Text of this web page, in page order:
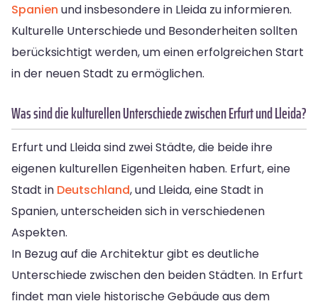
Spanien und insbesondere in Lleida zu informieren.
Kulturelle Unterschiede und Besonderheiten sollten
berücksichtigt werden, um einen erfolgreichen Start
in der neuen Stadt zu ermöglichen.
Was sind die kulturellen Unterschiede zwischen Erfurt und Lleida?
Erfurt und Lleida sind zwei Städte, die beide ihre
eigenen kulturellen Eigenheiten haben. Erfurt, eine
Stadt in Deutschland, und Lleida, eine Stadt in
Spanien, unterscheiden sich in verschiedenen
Aspekten.
In Bezug auf die Architektur gibt es deutliche
Unterschiede zwischen den beiden Städten. In Erfurt
findet man viele historische Gebäude aus dem